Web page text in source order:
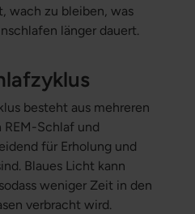
wach zu bleiben, was
länger dauert.
besteht aus mehreren
REM-Schlaf und
für Erholung und
Blaues Licht kann
weniger Zeit in den
verbracht wird.